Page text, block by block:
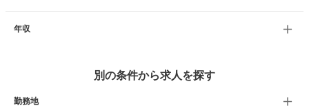
年収
別の条件から求人を探す
勤務地